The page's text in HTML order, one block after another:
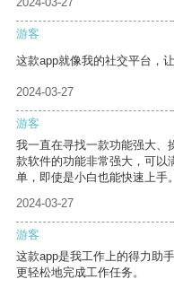
游客
这款app就像我的社交平台，
2024-03-27
游客
我一直在寻找一款功能强大、
款软件的功能非常强大，可以
单，即使是小白也能快速上手。
2024-03-27
游客
这款app是我工作上的得力助
更轻松地完成工作任务。